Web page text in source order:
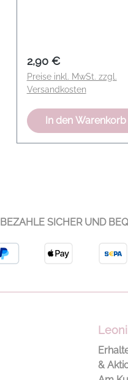
Regulärer Preis:
2,90 €
Preise inkl. MwSt. zzgl.
Versandkosten
In den Warenkorb
BEZAHLE SICHER UND
&